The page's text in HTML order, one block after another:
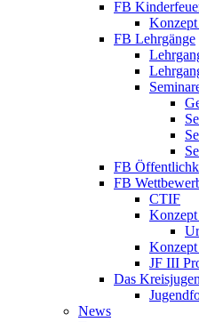
FB
FB Lehrgänge
FB
FB
CTIF
JF III
Das
News